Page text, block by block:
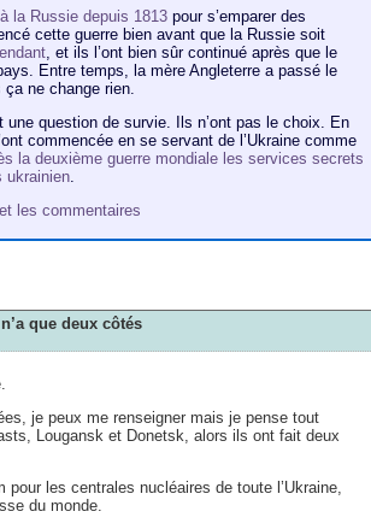
la Russie depuis 1813 pour s’emparer des
cette guerre bien avant que la Russie soit
, et ils l’ont bien sûr continué après que le
Entre temps, la mère Angleterre a passé le
ne change rien.
question de survie. Ils n’ont pas le choix. En
commencée en se servant de l’Ukraine comme
la deuxième guerre mondiale les services secrets
ukrainien
les commentaires
que deux côtés
je peux me renseigner mais je pense tout
Lougansk et Donetsk, alors ils ont fait deux
pour les centrales nucléaires de toute l’Ukraine,
du monde.